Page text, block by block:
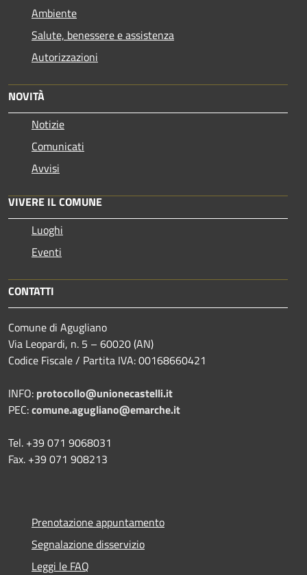
Ambiente
Salute, benessere e assistenza
Autorizzazioni
NOVITÀ
Notizie
Comunicati
Avvisi
VIVERE IL COMUNE
Luoghi
Eventi
CONTATTI
Comune di Agugliano
Via Leopardi, n. 5 – 60020 (AN)
Codice Fiscale / Partita IVA: 00168660421
INFO: protocollo@unionecastelli.it
PEC:comune.agugliano@emarche.it
Tel. +39 071 9068031
Fax. +39 071 908213
Prenotazione appuntamento
Segnalazione disservizio
Leggi le FAQ